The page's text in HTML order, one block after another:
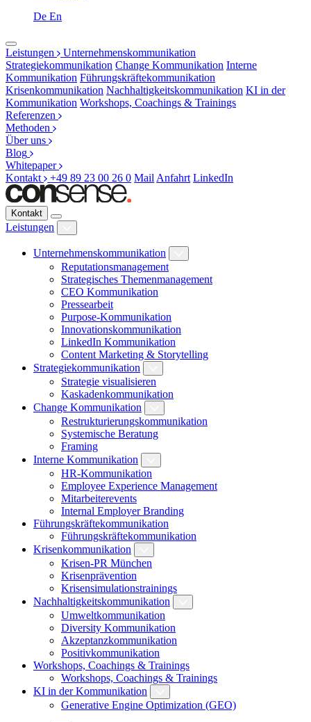
De En
Leistungen
Unternehmenskommunikation
Strategiekommunikation Change Kommunikation Interne
Kommunikation Führungskräftekommunikation
Krisenkommunikation Nachhaltigkeitskommunikation KI in der
Kommunikation Workshops, Coachings & Trainings
Referenzen
Methoden
Über uns
Blog
Whitepaper
Kontakt
+49 89 23 00 26 0 MailAnfahrt LinkedIn
Kontakt
Leistungen
Unternehmenskommunikation
Reputationsmanagement
Strategisches Themenmanagement
CEO Kommunikation
Pressearbeit
Purpose-Kommunikation
Innovationskommunikation
LinkedIn Kommunikation
Content Marketing & Storytelling
Strategiekommunikation
Strategie visualisieren
Kaskadenkommunikation
Change Kommunikation
Restrukturierungskommunikation
Systemische Beratung
Framing
Interne Kommunikation
HR-Kommunikation
Employee Experience Management
Mitarbeiterevents
Internal Employer Branding
Führungskräftekommunikation
Führungskräftekommunikation
Krisenkommunikation
Krisen-PR München
Krisenprävention
Krisensimulationstrainings
Nachhaltigkeitskommunikation
Umweltkommunikation
Diversity Kommunikation
Akzeptanzkommunikation
Positivkommunikation
Workshops, Coachings & Trainings
Workshops, Coachings & Trainings
KI in der Kommunikation
Generative Engine Optimization (GEO)